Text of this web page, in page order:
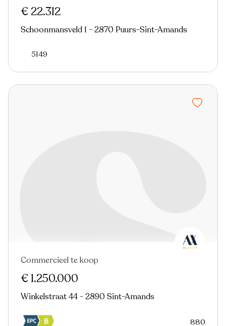
€ 22.312
Schoonmansveld 1 - 2870 Puurs-Sint-Amands
5149
Commercieel te koop
€ 1.250.000
Winkelstraat 44 - 2890 Sint-Amands
880